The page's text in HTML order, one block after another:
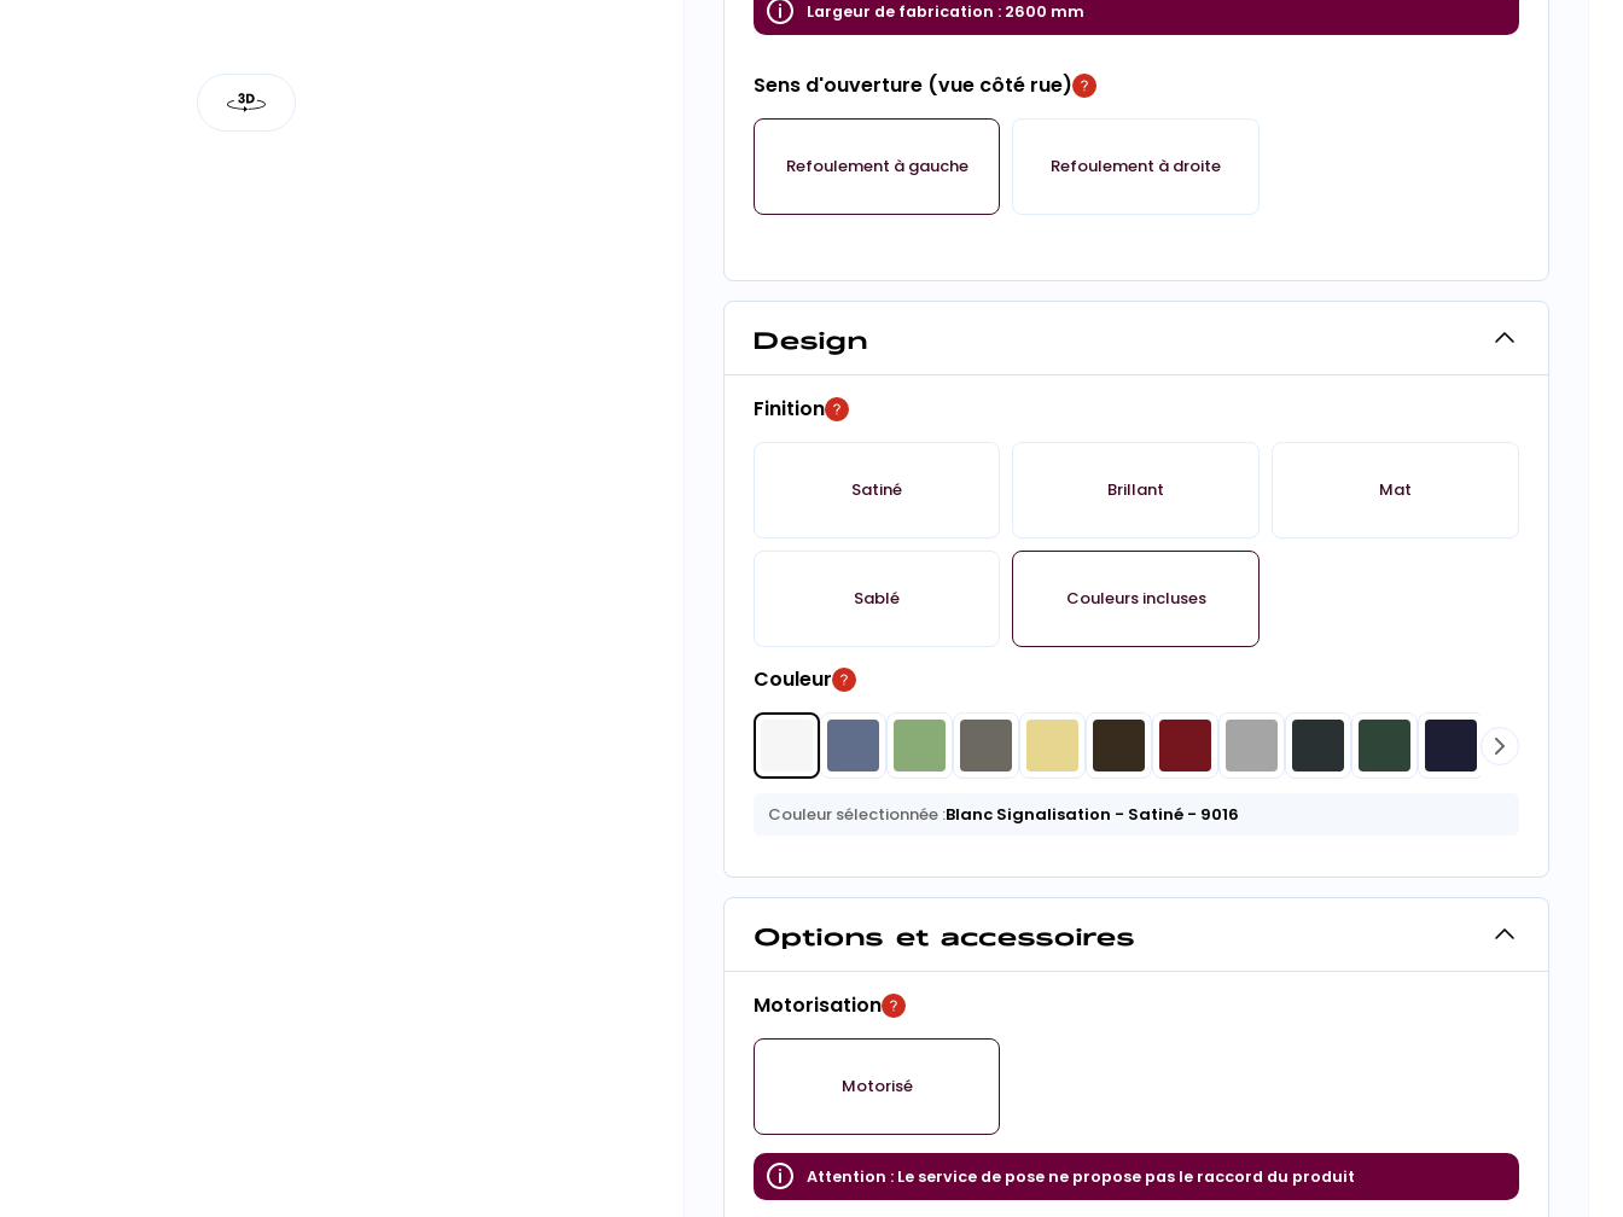
Largeur de fabrication : 2600 mm
Sens d'ouverture (vue côté rue)
Refoulement à gauche Refoulement à droite
Design
Finition
Satiné Brillant Mat
Sablé Couleurs incluses
Couleur
Couleur sélectionnée :Blanc Signalisation - Satiné- 9016
Options et accessoires
Motorisation
Motorisé
Attention : Le service de pose ne propose pas le raccord du produit